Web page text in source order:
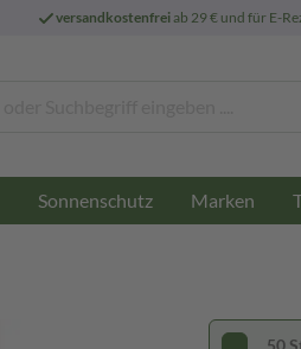
versandkostenfreiab 29 € und für E-
Sonnenschutz Marken
50